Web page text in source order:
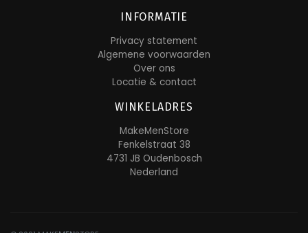
INFORMATIE
Privacy statement
Algemene voorwaarden
Over ons
Locatie & contact
WINKELADRES
MakeMenStore
Fenkelstraat 38
4731 JB Oudenbosch
Nederland